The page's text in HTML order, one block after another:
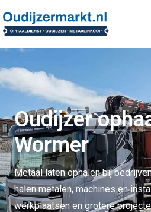
Oudijzer ophaaldienst
Wormer
Metaal laten ophalen bij
halen metalen, machines en
werkplaatsen en grotere